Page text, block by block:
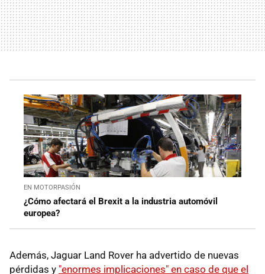
EN MOTORPASIÓN
¿Cómo afectará el Brexit a la industria automóvil
europea?
Además, Jaguar Land Rover ha advertido de nuevas
pérdidas y "enormes implicaciones" en caso de que el